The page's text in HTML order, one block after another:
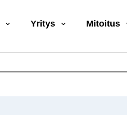
Yritys Mitoitus